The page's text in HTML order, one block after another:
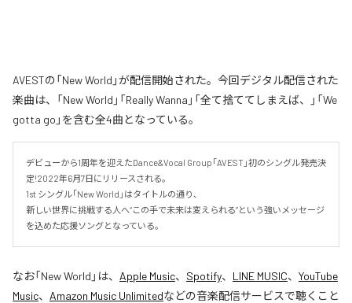
AVESTの「New World」が配信開始された。今回デジタル配信された
楽曲は、「New World」「Really Wanna」「全て捨ててしまえば、」「We
gotta go」を含む全4曲となっている。
デビューから1周年を迎えたDance&Vocal Group｢AVEST｣初のシングル発売決
定!2022年6月7日にリリースされる。
1st シングル｢New World｣はタイトルの通り､
新しい世界に挑戦する人へ“この手で未来は変えられる”という強いメッセージ
を込めた応援ソングとなっている。
なお「New World 」は、 Apple Music、 Spotify、 LINE MUSIC、 YouTube
Music、 Amazon Music Unlimitedなどの音楽配信サービスで聴くこと